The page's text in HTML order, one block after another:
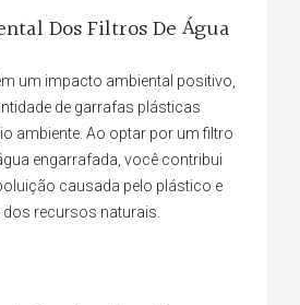
Dos Filtros De Água
um impacto ambiental positivo,
de garrafas plásticas
ambiente. Ao optar por um filtro
engarrafada, você contribui
causada pelo plástico e
recursos naturais.